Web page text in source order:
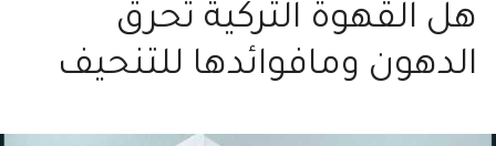
هل القهوة التركية تحرق
الدهون ومافوائدها للتنحيف